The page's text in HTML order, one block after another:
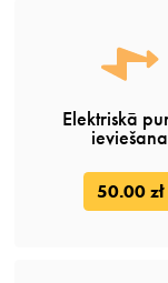
Elektriskā
ieviešana
50.00 zł